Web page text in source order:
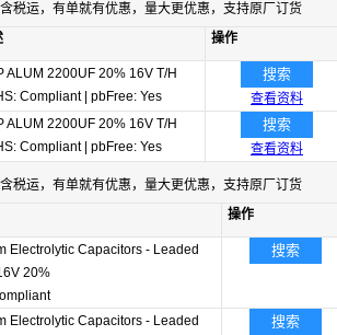
运，有单就有优惠，量大更优惠，支持原厂订货
操作
ALUM 2200UF 20% 16V T/H
Compliant pbFree: Yes
搜索
查看资料
ALUM 2200UF 20% 16V T/H
Compliant pbFree: Yes
搜索
查看资料
运，有单就有优惠，量大更优惠，支持原厂订货
操作
Electrolytic Capacitors - Leaded
20%
搜索
Electrolytic Capacitors - Leaded
搜索